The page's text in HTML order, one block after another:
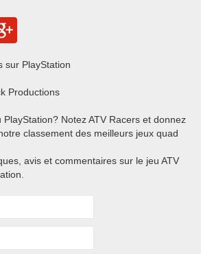
Productions
PlayStation? Notez ATV Racers et donnez
classement des meilleurs jeux quad
avis et commentaires sur le jeu ATV